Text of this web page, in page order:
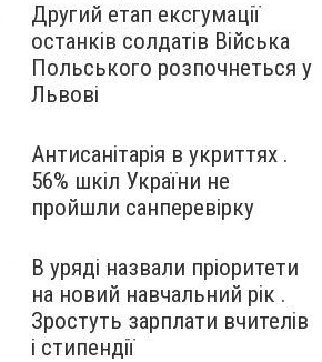
Другий етап ексгумації
останків солдатів Війська
Польського розпочнеться у
Львові
Антисанітарія в укриттях .
56% шкіл України не
пройшли санперевірку
В уряді назвали пріоритети
на новий навчальний рік .
Зростуть зарплати вчителів
і стипендії